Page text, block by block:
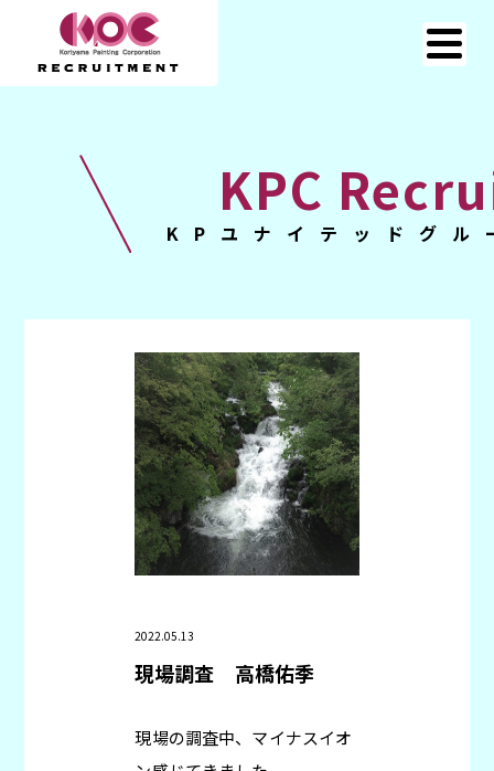
KPC
KPユナイテッドグル
2022.05.13
現場調査 高橋佑季
現場の調査中、マイナスイオ